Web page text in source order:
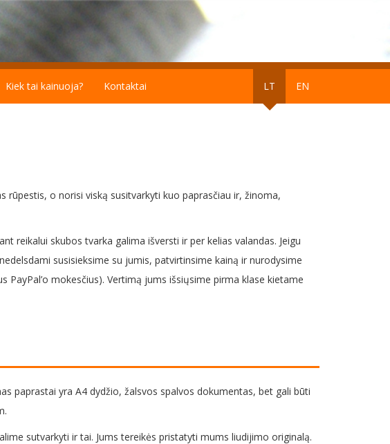
Kiek tai kainuoja? Kontaktai LT EN
o norisi viską susitvarkyti kuo paprasčiau ir, žinoma,
reikalui skubos tvarka galima išversti ir per kelias valandas. Jeigu
susisieksime su jumis, patvirtinsime kainą ir nurodysime
mokesčius). Vertimą jums išsiųsime pirma klase kietame
paprastai yra A4 dydžio, žalsvos spalvos dokumentas, bet gali būti
sutvarkyti ir tai. Jums tereikės pristatyti mums liudijimo originalą.